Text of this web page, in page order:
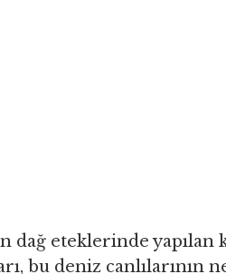
dağ eteklerinde
bu deniz canlılarının